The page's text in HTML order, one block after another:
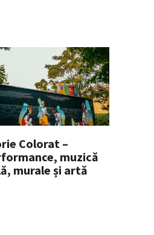
Colorat –
muzică
murale și artă